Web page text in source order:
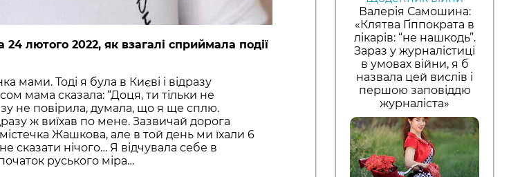
Діана Бондаренко, студентка КНУ імені
лютого 2022, як взагалі сприймала події
мами. Тоді я була в Києві і відразу
мама сказала: “Доця, ти тільки не
не повірила, думала, що я ще сплю.
ж виїхав по мене. Зазвичай дорога
Жашкова, але в той день ми їхали 6
сказати нічого… Я відчувала себе в
руського міра…
Валерія Самошина:
«Клятва Гіппократа в
лікарів: “не нашкодь”.
Зараз у журналістиці
в умовах війни, я б
назвала цей вислів і
першою заповіддю
журналіста»